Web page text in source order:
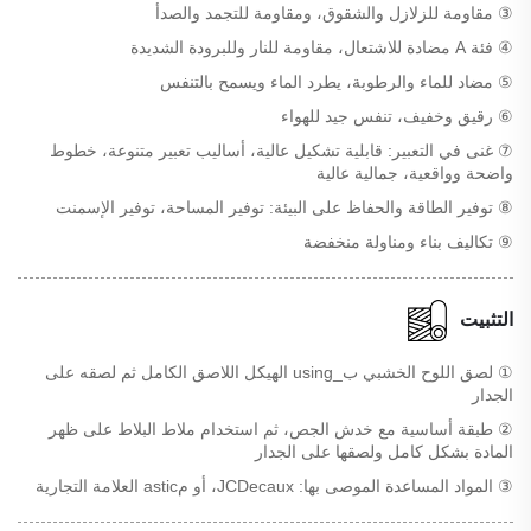
③ مقاومة للزلازل والشقوق، ومقاومة للتجمد والصدأ
④ فئة A مضادة للاشتعال، مقاومة للنار وللبرودة الشديدة
⑤ مضاد للماء والرطوبة، يطرد الماء ويسمح بالتنفس
⑥ رقيق وخفيف، تنفس جيد للهواء
⑦ غنى في التعبير: قابلية تشكيل عالية، أساليب تعبير متنوعة، خطوط
واضحة وواقعية، جمالية عالية
⑧ توفير الطاقة والحفاظ على البيئة: توفير المساحة، توفير الإسمنت
⑨ تكاليف بناء ومناولة منخفضة
التثبيت
① لصق اللوح الخشبي ب_using الهيكل اللاصق الكامل ثم لصقه على
الجدار
② طبقة أساسية مع خدش الجص، ثم استخدام ملاط البلاط على ظهر
المادة بشكل كامل ولصقها على الجدار
③ المواد المساعدة الموصى بها: JCDecaux، أو مastic العلامة التجارية